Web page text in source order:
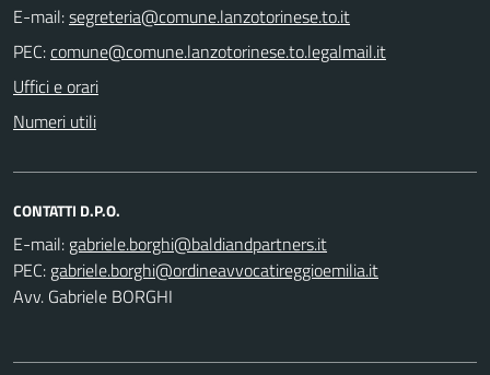
E-mail:
PEC:
Uffici e orari
Numeri utili
CONTATTI D.P.O.
E-mail:
PEC:
Avv. Gabriele BORGHI